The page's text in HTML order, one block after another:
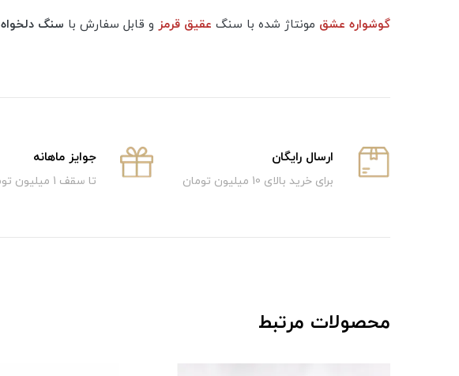
گوشواره عشق مونتاژ شده با سنگ عقیق قرمز و قابل سفارش با سنگ دلخواه
ارسال رایگان
برای خرید بالای 10 میلیون تومان
جوایز ماهانه
تا سقف 1 میلیون تومان
محصولات مرتبط